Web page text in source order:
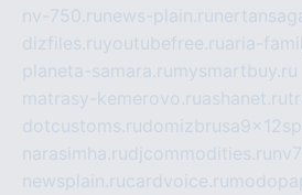
nv-750.ru news-plain.ru
dizfiles.ruyoutubefree.ruaria-
planeta-samara.ru mysmartbuy.ru
matrasy-kemerovo.ruashanet.ru
dotcustoms.ru
narasimha.rudjcommodities.ru
newsplain.rucardvoice.ru